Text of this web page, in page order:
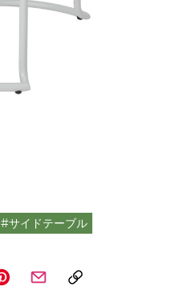
#サイドテーブル